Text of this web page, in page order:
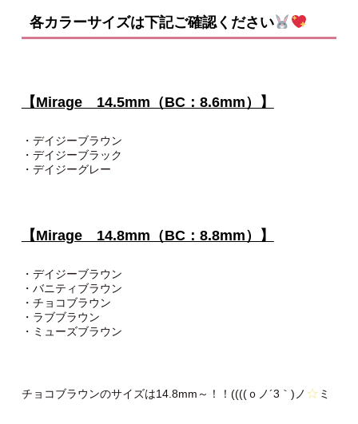
各カラーサイズは下記ご確認ください
【Mirage 14.5mm（BC：8.6mm）】
・デイジーブラウン
・デイジーブラック
・デイジーグレー
【Mirage 14.8mm（BC：8.8mm）】
・デイジーブラウン
・バニティブラウン
・チョコブラウン
・ラブブラウン
・ミューズブラウン
チョコブラウンのサイズは14.8mm～！！((((ｏノ´3｀)ノ ☆ ミ